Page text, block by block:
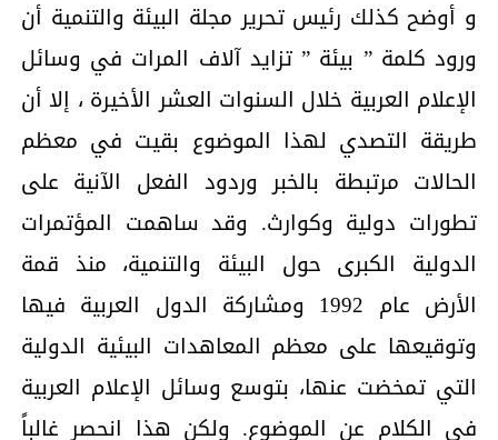
و أوضح كذلك رئيس تحرير مجلة البيئة والتنمية أن
ورود كلمة ” بيئة ” تزايد آلاف المرات في وسائل
الإعلام العربية خلال السنوات العشر الأخيرة ، إلا أن
طريقة التصدي لهذا الموضوع بقيت في معظم
الحالات مرتبطة بالخبر وردود الفعل الآنية على
تطورات دولية وكوارث. وقد ساهمت المؤتمرات
الدولية الكبرى حول البيئة والتنمية، منذ قمة
الأرض عام 1992 ومشاركة الدول العربية فيها
وتوقيعها على معظم المعاهدات البيئية الدولية
التي تمخضت عنها، بتوسع وسائل الإعلام العربية
في الكلام عن الموضوع. ولكن هذا انحصر غالباً